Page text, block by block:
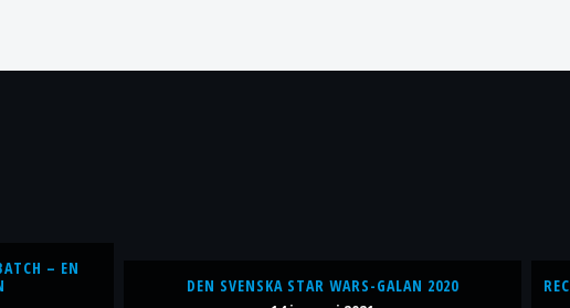
– EN
DEN SVENSKA STAR WARS-GALAN 2020